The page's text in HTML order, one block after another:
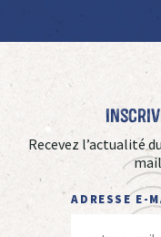
Recevez l’actualité
ADRESSE E-